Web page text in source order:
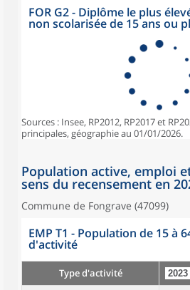
FOR G2 - Diplôme le plus
non scolarisée de 15 ans ou
Sources : Insee, RP2012, RP2017 et
principales, géographie au 01/01/2026.
Population active, emploi
sens du recensement en
Commune de Fongrave (47099)
EMP T1 - Population de 15 à
d'activité
Type d'activité